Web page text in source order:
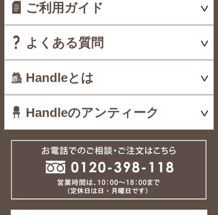
ご利用ガイド
よくある質問
Handleとは
Handleのアンティーク